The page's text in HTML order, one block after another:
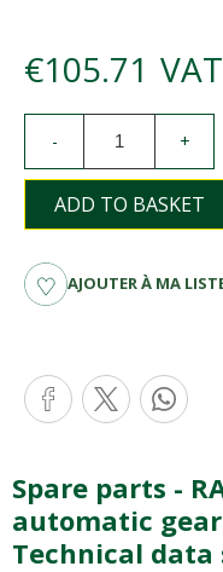
€105.71
- +
ADD TO BASKET
AJOUTER À MA
Spare parts -
automatic
Technical data